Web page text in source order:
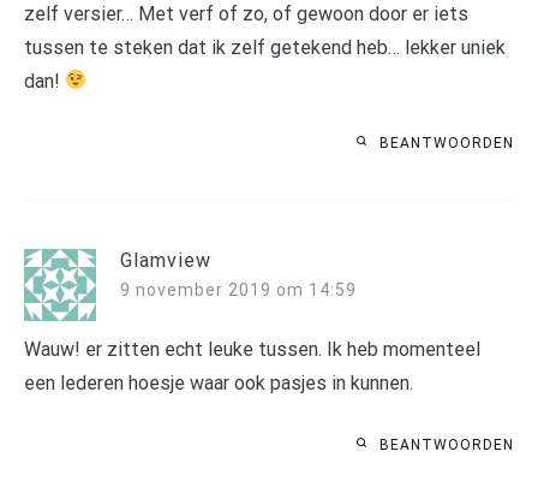
zelf versier… Met verf of zo, of gewoon door er iets
tussen te steken dat ik zelf getekend heb… lekker uniek
dan!
BEANTWOORDEN
Glamview
9 november 2019 om 14:59
Wauw! er zitten echt leuke tussen. Ik heb momenteel
een lederen hoesje waar ook pasjes in kunnen.
BEANTWOORDEN